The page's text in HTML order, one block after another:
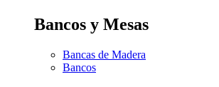
Bancos y Mesas
Bancas de Madera
Bancos